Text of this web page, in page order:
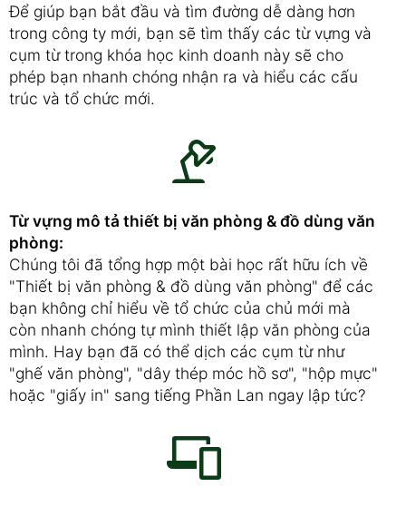
Để giúp bạn bắt đầu và tìm đường dễ dàng hơn
trong công ty mới, bạn sẽ tìm thấy các từ vựng và
cụm từ trong khóa học kinh doanh này sẽ cho
phép bạn nhanh chóng nhận ra và hiểu các cấu
trúc và tổ chức mới.
Từ vựng mô tả thiết bị văn phòng & đồ dùng văn
phòng:
Chúng tôi đã tổng hợp một bài học rất hữu ích về
"Thiết bị văn phòng & đồ dùng văn phòng" để các
bạn không chỉ hiểu về tổ chức của chủ mới mà
còn nhanh chóng tự mình thiết lập văn phòng của
mình. Hay bạn đã có thể dịch các cụm từ như
"ghế văn phòng", "dây thép móc hồ sơ", "hộp mực"
hoặc "giấy in" sang tiếng Phần Lan ngay lập tức?